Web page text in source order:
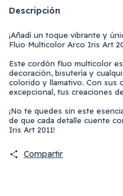
Descripción
¡Añadí un toque vibrante y
Fluo Multicolor Arco Iris Art
Este cordón fluo multicolor
decoración, bisutería y
colorido y llamativo. Con sus
excepcional, tus creaciones
¡No te quedes sin este
de que cada detalle cuente
Iris Art 2011!
Compartir